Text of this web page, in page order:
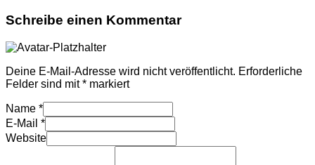
Schreibe einen Kommentar
Deine E-Mail-Adresse wird nicht veröffentlicht. Erforderliche
Felder sind mit* markiert
Name *
E-Mail *
Website